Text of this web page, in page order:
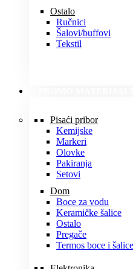
Ostalo
Ručnici
Šalovi/buffovi
Tekstil
Pisaći pribor
Kemijske
Markeri
Olovke
Pakiranja
Setovi
Dom
Boce za vodu
Keramičke šalice
Ostalo
Pregače
Termos boce i šalice